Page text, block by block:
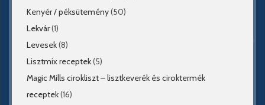
Kenyér / péksütemény(50)
Lekvár(1)
Levesek(8)
Lisztmix receptek(5)
Magic Mills cirokliszt – lisztkeverék és ciroktermék
receptek(16)